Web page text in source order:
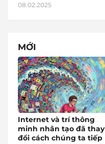
08.02.2025
MỚI
Internet và trí thông
minh nhân tạo đã thay
đổi cách chúng ta tiếp